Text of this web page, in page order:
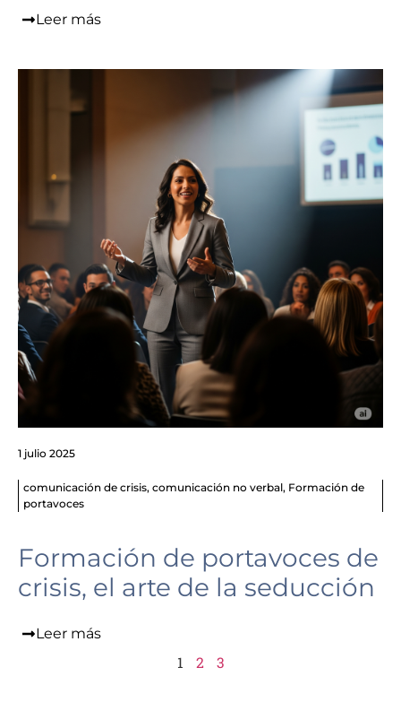
Leer más
1 julio 2025
comunicación de crisis, comunicación no verbal, Formación de
portavoces
Formación de portavoces de
crisis, el arte de la seducción
Leer más
1 2 3